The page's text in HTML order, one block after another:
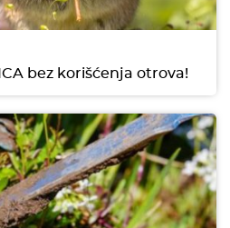
bez korišćenja otrova!